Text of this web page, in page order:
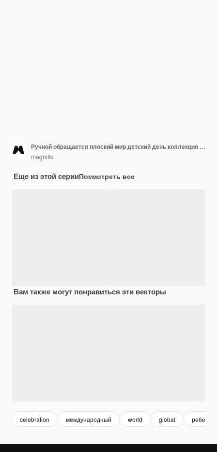
Ручной обращается плоский мир детский день коллекция сообщений instagram
magnific
Еще из этой серииПосмотреть все
Вам также могут понравиться эти векторы
celebration международный world global ребенок